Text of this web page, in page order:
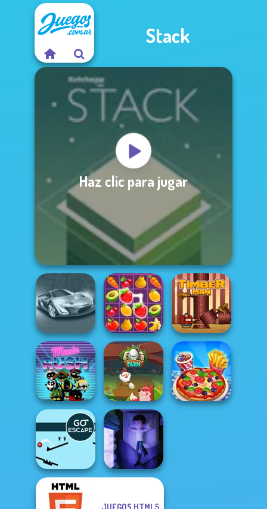
Stack
Haz clic para jugar
Grand Cyber City Fruit Mahjong Timberman
Music Rush Egg Farm
JUEGOS HTML5